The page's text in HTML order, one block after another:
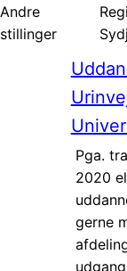
Andre
stillinger
Pga.
2020
gerne